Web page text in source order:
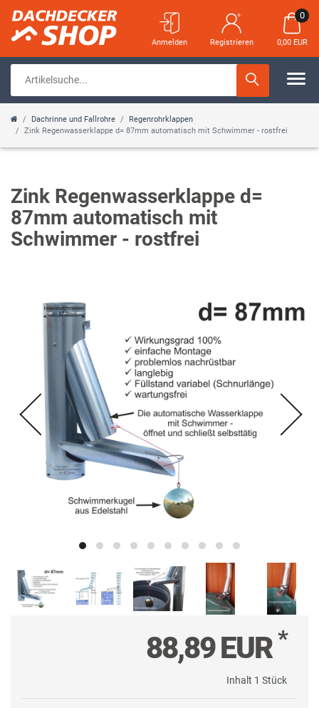
Anmelden Registrieren
0
0,00 EUR
Dachrinne und Fallrohre
Regenrohrklappen
Zink Regenwasserklappe d= 87mm automatisch mit Schwimmer - rostfrei
Zink Regenwasserklappe d=
87mm automatisch mit
Schwimmer - rostfrei
88,89 EUR*
Inhalt 1 Stück